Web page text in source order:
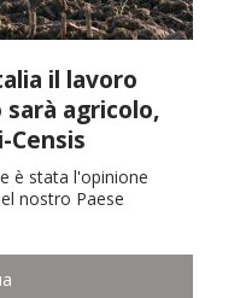
il lavoro
agricolo,
è stata l'opinione
nostro Paese